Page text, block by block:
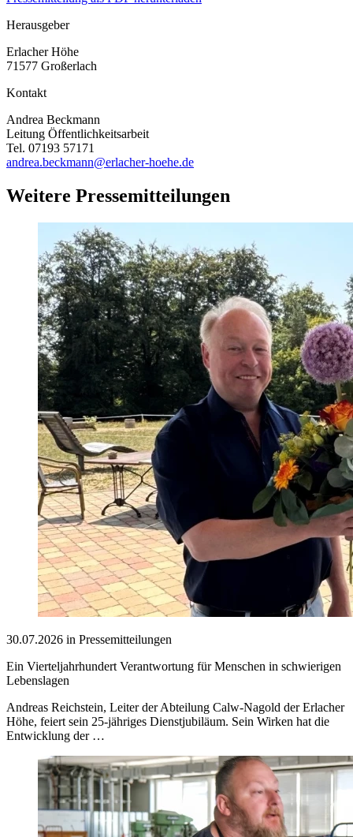
Herausgeber
Erlacher Höhe
71577 Großerlach
Kontakt
Andrea Beckmann
Leitung Öffentlichkeitsarbeit
Tel. 07193 57171
andrea.beckmann@erlacher-hoehe.de
Weitere Pressemitteilungen
30.07.2026 in Pressemitteilungen
Ein Vierteljahrhundert Verantwortung für Menschen in schwierigen
Lebenslagen
Andreas Reichstein, Leiter der Abteilung Calw-Nagold der Erlacher
Höhe, feiert sein 25-jähriges Dienstjubiläum. Sein Wirken hat die
Entwicklung der …